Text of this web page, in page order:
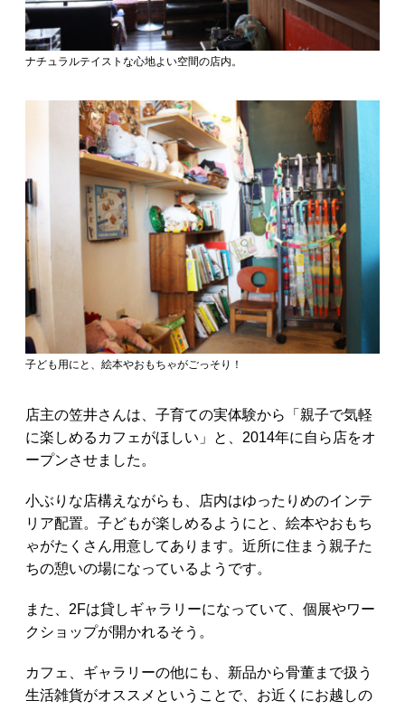
ナチュラルテイストな心地よい空間の店内。
子ども用にと、絵本やおもちゃがごっそり！
店主の笠井さんは、子育ての実体験から「親子で気軽
に楽しめるカフェがほしい」と、2014年に自ら店をオ
ープンさせました。
小ぶりな店構えながらも、店内はゆったりめのインテ
リア配置。子どもが楽しめるようにと、絵本やおもち
ゃがたくさん用意してあります。近所に住まう親子た
ちの憩いの場になっているようです。
また、2Fは貸しギャラリーになっていて、個展やワー
クショップが開かれるそう。
カフェ、ギャラリーの他にも、新品から骨董まで扱う
生活雑貨がオススメということで、お近くにお越しの